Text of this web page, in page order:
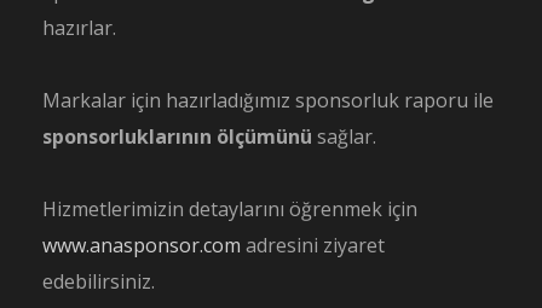
hazırlar.
Markalar için hazırladığımız sponsorluk raporu ile
sponsorluklarının ölçümünü sağlar.
Hizmetlerimizin detaylarını öğrenmek için
www.anasponsor.com adresini ziyaret
edebilirsiniz.